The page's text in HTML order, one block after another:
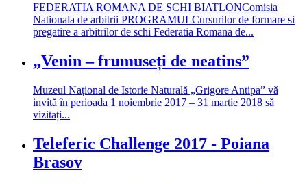
FEDERATIA ROMANA DE SCHI BIATLONComisia
Nationala de arbitrii PROGRAMULCursurilor de formare si
pregatire a arbitrilor de schi Federatia Romana de...
„Venin – frumuseți de neatins”
Muzeul Național de Istorie Naturală „Grigore Antipa” vă
invită în perioada 1 noiembrie 2017 – 31 martie 2018 să
vizitați...
Teleferic Challenge 2017 - Poiana
Brasov